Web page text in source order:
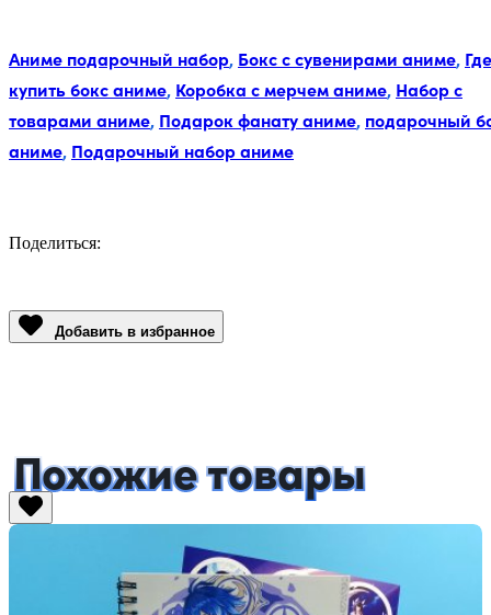
Аниме подарочный набор, Бокс с сувенирами аниме, Где
купить бокс аниме, Коробка с мерчем аниме, Набор с
товарами аниме, Подарок фанату аниме, подарочный
аниме, Подарочный набор аниме
Поделиться:
Добавить в избранное
Похожие товары